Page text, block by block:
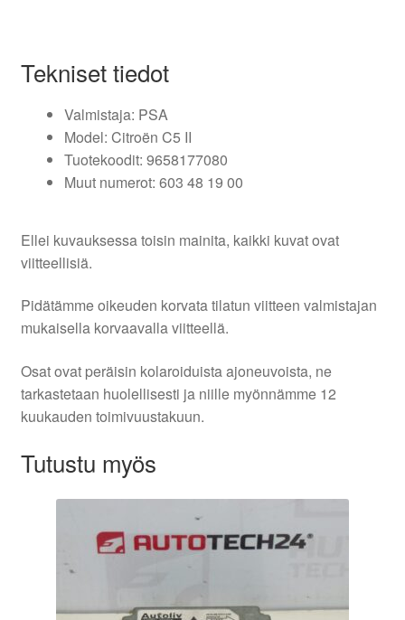
Tekniset tiedot
Valmistaja: PSA
Model: Citroën C5 II
Tuotekoodit: 9658177080
Muut numerot: 603 48 19 00
Ellei kuvauksessa toisin mainita, kaikki kuvat ovat
viitteellisiä.
Pidätämme oikeuden korvata tilatun viitteen valmistajan
mukaisella korvaavalla viitteellä.
Osat ovat peräisin kolaroiduista ajoneuvoista, ne
tarkastetaan huolellisesti ja niille myönnämme 12
kuukauden toimivuustakuun.
Tutustu myös